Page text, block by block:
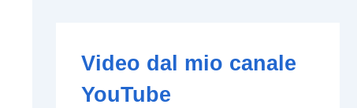
iVideo dal mio canale
YouTube